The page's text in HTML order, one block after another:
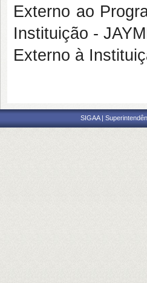
Externo ao
Instituição -
Externo à
SIGAA |